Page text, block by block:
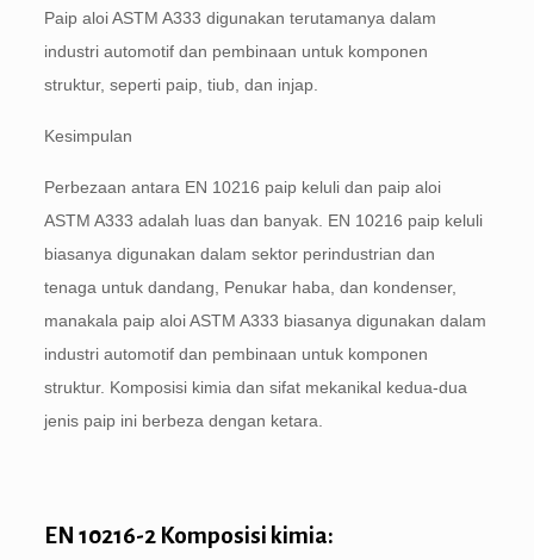
Paip aloi ASTM A333 digunakan terutamanya dalam
industri automotif dan pembinaan untuk komponen
struktur, seperti paip, tiub, dan injap.
Kesimpulan
Perbezaan antara EN 10216 paip keluli dan paip aloi
ASTM A333 adalah luas dan banyak. EN 10216 paip keluli
biasanya digunakan dalam sektor perindustrian dan
tenaga untuk dandang, Penukar haba, dan kondenser,
manakala paip aloi ASTM A333 biasanya digunakan dalam
industri automotif dan pembinaan untuk komponen
struktur. Komposisi kimia dan sifat mekanikal kedua-dua
jenis paip ini berbeza dengan ketara.
EN 10216-2 Komposisi kimia: